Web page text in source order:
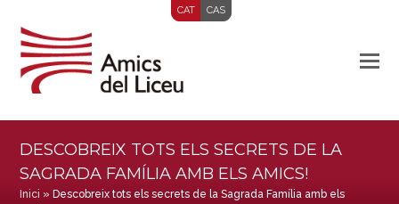
CAT CAS
DESCOBREIX TOTS ELS SECRETS DE LA
SAGRADA FAMÍLIA AMB ELS AMICS!
Inici » Descobreix tots els secrets de la Sagrada Família amb els